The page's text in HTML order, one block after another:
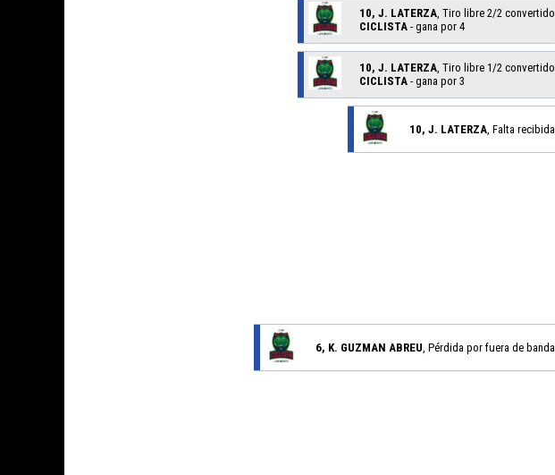
10, J. LATERZA , Tiro libre 2/2 convertido
CICLISTA - gana por 4
10, J. LATERZA , Tiro libre 1/2 convertido
CICLISTA - gana por 3
10, J. LATERZA , Falta recibida
6, K. GUZMAN ABREU , Pérdida por fuera de banda